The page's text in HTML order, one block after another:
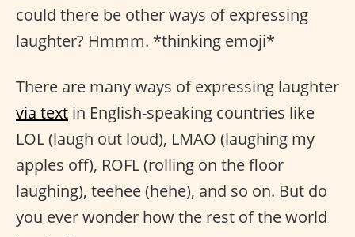
could there be other ways of expressing
laughter? Hmmm. *thinking emoji*
There are many ways of expressing laughter
via text in English-speaking countries like
LOL (laugh out loud), LMAO (laughing my
apples off), ROFL (rolling on the floor
laughing), teehee (hehe), and so on. But do
you ever wonder how the rest of the world